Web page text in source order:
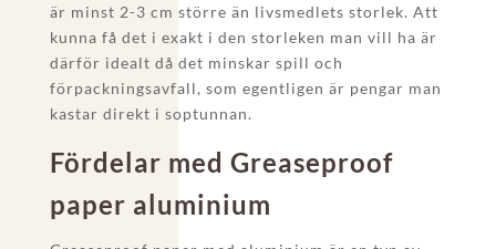
är minst 2-3 cm större än livsmedlets storlek. Att
kunna få det i exakt i den storleken man vill ha är
därför idealt då det minskar spill och
förpackningsavfall, som egentligen är pengar man
kastar direkt i soptunnan.
Fördelar med Greaseproof
paper aluminium